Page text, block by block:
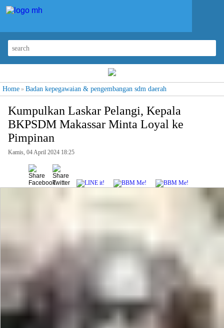
Home » Badan kepegawaian & pengembangan sdm daerah
Kumpulkan Laskar Pelangi, Kepala
BKPSDM Makassar Minta Loyal ke
Pimpinan
Kamis, 04 April 2024 18:25